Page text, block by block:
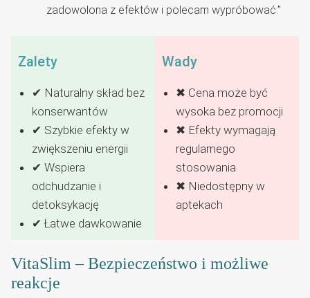
zadowolona z efektów i polecam wypróbować.”
Zalety
✔ Naturalny skład bez
konserwantów
✔ Szybkie efekty w
zwiększeniu energii
✔ Wspiera
odchudzanie i
detoksykację
✔ Łatwe dawkowanie
Wady
✖ Cena może być
wysoka bez promocji
✖ Efekty wymagają
regularnego
stosowania
✖ Niedostępny w
aptekach
VitaSlim – Bezpieczeństwo i możliwe
reakcje